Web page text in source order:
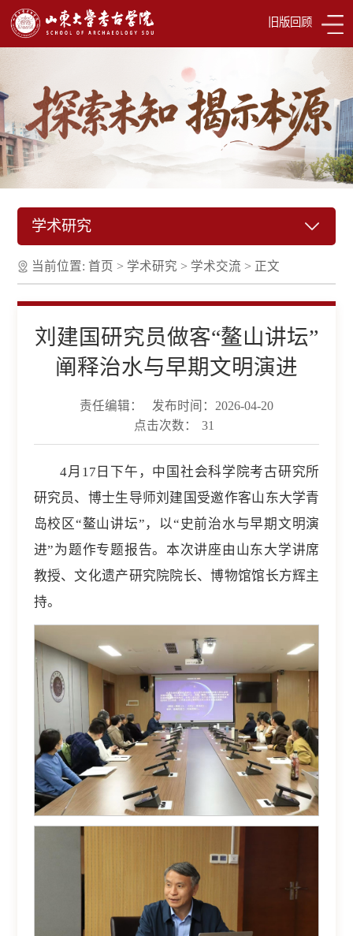
旧版回顾
学术研究
当前位置:首页 > 学术研究 > 学术交流 > 正文
刘建国研究员做客“鳌山讲坛”
阐释治水与早期文明演进
责任编辑：
发布时间：2026-04-20
点击次数：
31
4月17日下午，中国社会科学院考古研究所
研究员、博士生导师刘建国受邀作客山东大学青
岛校区“鳌山讲坛”，以“史前治水与早期文明演
进”为题作专题报告。本次讲座由山东大学讲席
教授、文化遗产研究院院长、博物馆馆长方辉主
持。